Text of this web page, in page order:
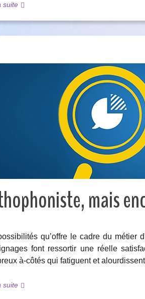
suite
mais
qu’offre le cadre du métier
font ressortir une réelle
à-côtés qui fatiguent et
suite